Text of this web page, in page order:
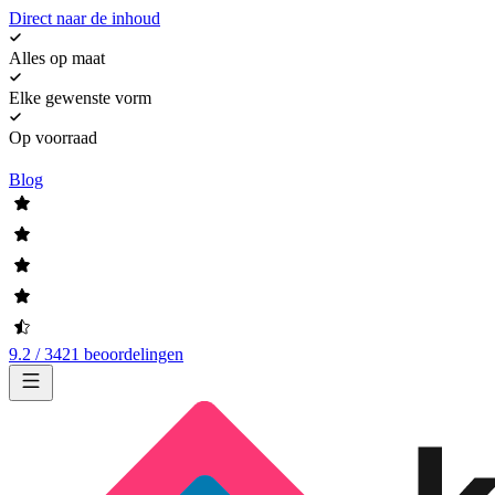
Direct naar de inhoud
Alles op maat
Elke gewenste vorm
Op voorraad
Blog
9.2 / 3421 beoordelingen